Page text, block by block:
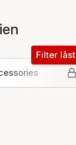
Filter låst